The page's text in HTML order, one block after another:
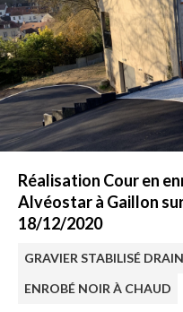
Réalisation Cour en
Alvéostar à Gaillon
18/12/2020
GRAVIER STABILISÉ
ENROBÉ NOIR À CHAUD